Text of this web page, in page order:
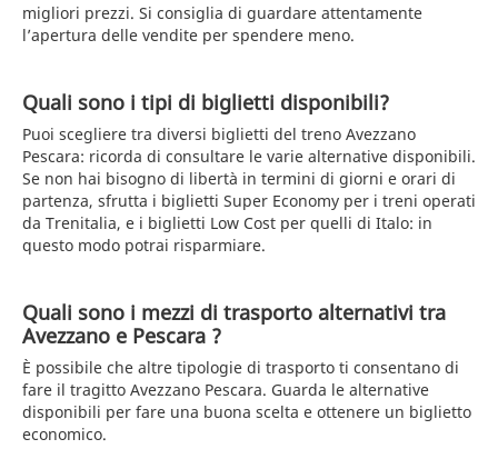
migliori prezzi. Si consiglia di guardare attentamente
l’apertura delle vendite per spendere meno.
Quali sono i tipi di biglietti disponibili?
Puoi scegliere tra diversi biglietti del treno Avezzano
Pescara: ricorda di consultare le varie alternative disponibili.
Se non hai bisogno di libertà in termini di giorni e orari di
partenza, sfrutta i biglietti Super Economy per i treni operati
da Trenitalia, e i biglietti Low Cost per quelli di Italo: in
questo modo potrai risparmiare.
Quali sono i mezzi di trasporto alternativi tra
Avezzano e Pescara ?
È possibile che altre tipologie di trasporto ti consentano di
fare il tragitto Avezzano Pescara. Guarda le alternative
disponibili per fare una buona scelta e ottenere un biglietto
economico.